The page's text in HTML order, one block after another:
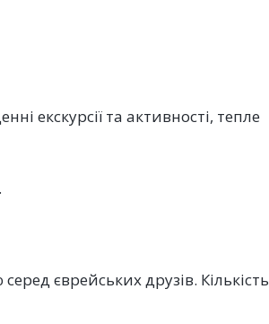
екскурсії та активності, тепле
єврейських друзів. Кількість